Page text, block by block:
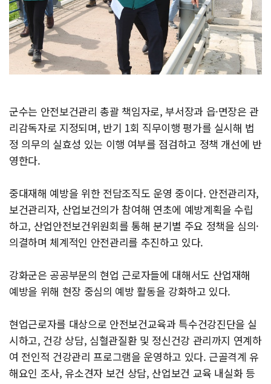
군수는 안전보건관리 총괄 책임자로, 부서장과 읍·면장은 관
리감독자로 지정되며, 반기 1회 직무이행 평가를 실시해 법
정 의무의 실효성 있는 이행 여부를 점검하고 정책 개선에 반
영한다.
중대재해 예방을 위한 전담조직도 운영 중이다. 안전관리자,
보건관리자, 산업보건의가 참여해 연초에 예방계획을 수립
하고, 산업안전보건위원회를 통해 분기별 주요 정책을 심의·
의결하며 체계적인 안전관리를 추진하고 있다.
강화군은 공공부문의 현업 근로자들에 대해서도 산업재해
예방을 위해 현장 중심의 예방 활동을 강화하고 있다.
현업근로자를 대상으로 안전보건교육과 특수건강진단을 실
시하고, 건강 상담, 심혈관질환 및 정신건강 관리까지 연계하
여 전인적 건강관리 프로그램을 운영하고 있다. 근골격계 유
해요인 조사, 유소견자 보건 상담, 산업보건 교육 내실화 등